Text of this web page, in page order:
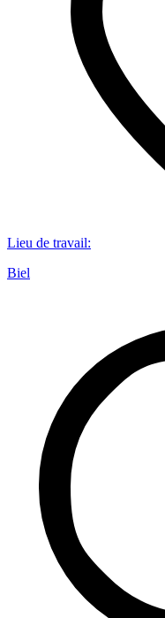
Lieu de travail:
Biel